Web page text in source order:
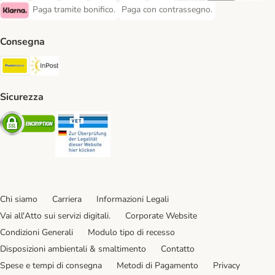
Klarna Payment Method
Paga tramite bonifico.
Paga tramite bonifico. Payment Method
Paga con contrassegno.
Paga con contrassegno. Payment
Consegna
Poste Italiane. Shipping Method
Sicurezza
Security
Chi siamo Carriera
Informazioni Legali
Vai all'Atto sui servizi digitali.
Corporate Website
Condizioni Generali
Modulo tipo di recesso
Disposizioni ambientali & smaltimento
Contatto
Spese e tempi di consegna
Metodi di Pagamento Privacy